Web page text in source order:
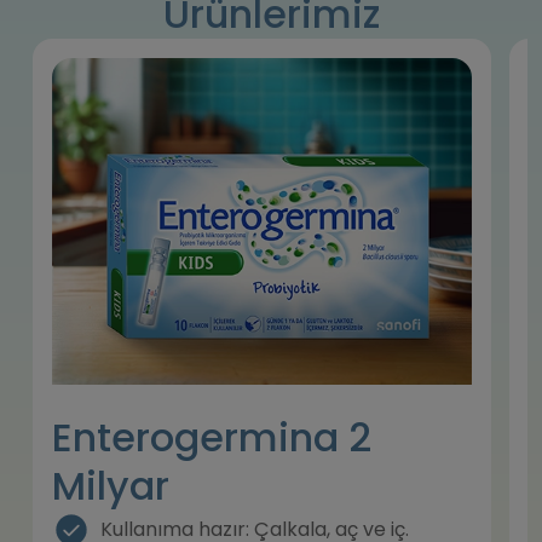
Ürünlerimiz
Enterogermina 2
Milyar
Kullanıma hazır: Çalkala, aç ve iç.